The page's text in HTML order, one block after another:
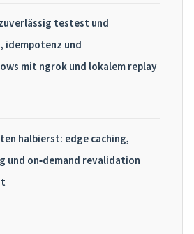
testest und
und
mit ngrok und lokalem replay
halbierst: edge caching,
und on‑demand revalidation